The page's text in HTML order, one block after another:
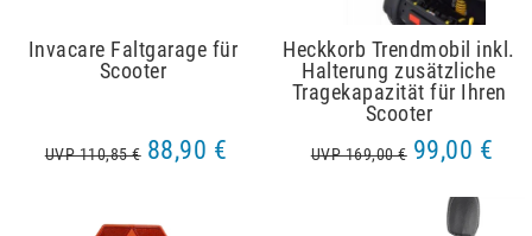
Invacare Faltgarage für
Scooter
UVP 110,85 € 88,90 €
Heckkorb Trendmobil inkl.
Halterung zusätzliche
Tragekapazität für Ihren
Scooter
UVP 169,00 € 99,00 €